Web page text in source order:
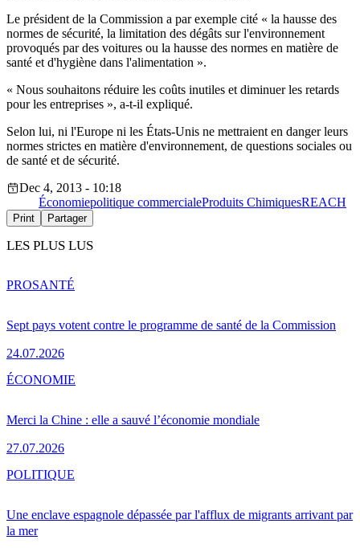
Le président de la Commission a par exemple cité « la hausse des
normes de sécurité, la limitation des dégâts sur l'environnement
provoqués par des voitures ou la hausse des normes en matière de
santé et d'hygiène dans l'alimentation ».
« Nous souhaitons réduire les coûts inutiles et diminuer les retards
pour les entreprises », a-t-il expliqué.
Selon lui, ni l'Europe ni les États-Unis ne mettraient en danger leurs
normes strictes en matière d'environnement, de questions sociales ou
de santé et de sécurité.
Dec 4, 2013 - 10:18
Économiepolitique commercialeProduits ChimiquesREACH
Print Partager
LES PLUS LUS
Sept pays votent contre le programme de santé de la Commission
24.07.2026
PROSANTÉ
Merci la Chine : elle a sauvé l’économie mondiale
27.07.2026
ÉCONOMIE
Une enclave espagnole dépassée par l'afflux de migrants arrivant par
la mer
POLITIQUE